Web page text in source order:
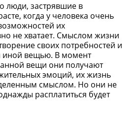
люди, застрявшие в
когда у человека очень
их
не хватает. Смыслом жизни
своих потребностей и
иной вещью. В момент
вещи они получают
эмоций, их жизнь
смыслом. Но они не
расплатиться будет